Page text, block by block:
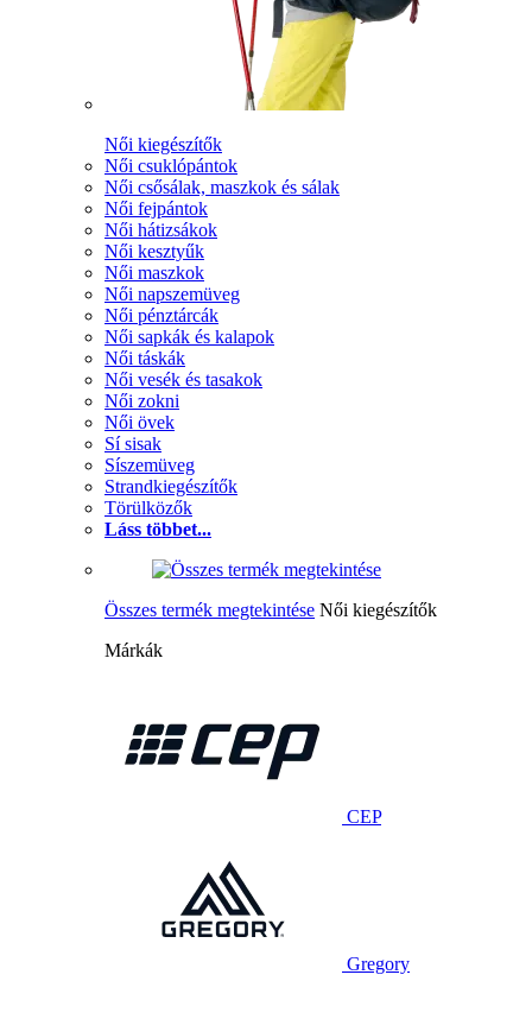
Női kiegészítők
Női csuklópántok
Női csősálak, maszkok és sálak
Női fejpántok
Női hátizsákok
Női kesztyűk
Női maszkok
Női napszemüveg
Női pénztárcák
Női sapkák és kalapok
Női táskák
Női vesék és tasakok
Női zokni
Női övek
Sí sisak
Síszemüveg
Strandkiegészítők
Törülközők
Láss többet...
Összes termék megtekintése Női kiegészítők
Márkák
CEP
Gregory